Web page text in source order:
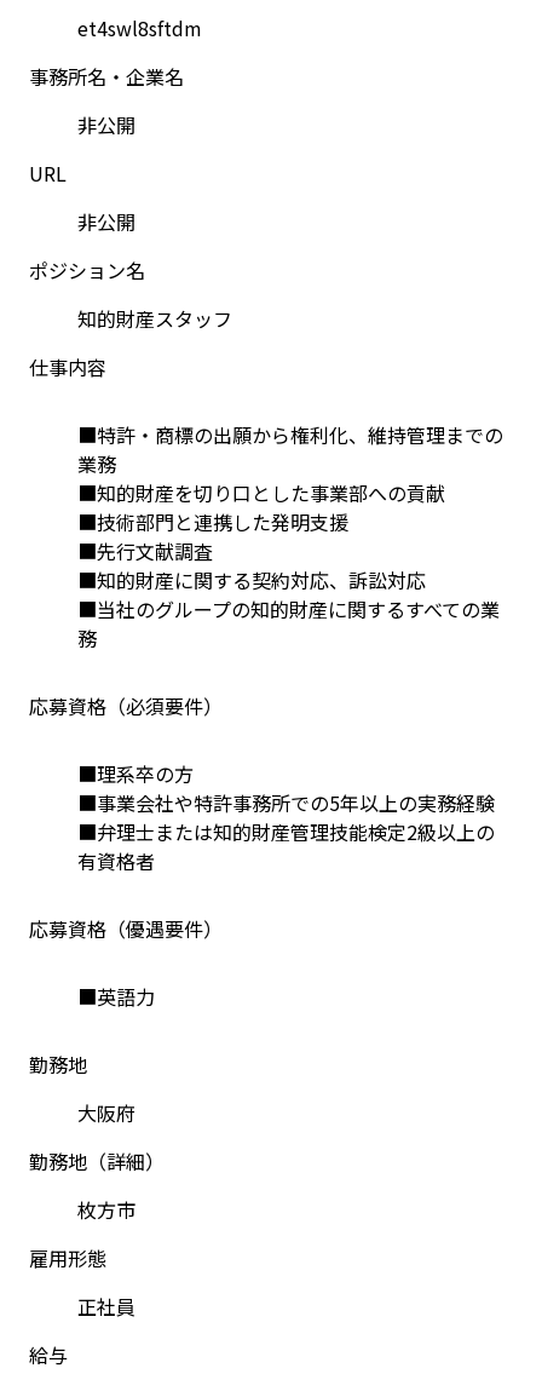
et4swl8sftdm
事務所名・企業名
非公開
URL
非公開
ポジション名
知的財産スタッフ
仕事内容
■特許・商標の出願から権利化、維持管理までの
業務
■知的財産を切り口とした事業部への貢献
■技術部門と連携した発明支援
■先行文献調査
■知的財産に関する契約対応、訴訟対応
■当社のグループの知的財産に関するすべての業
務
応募資格（必須要件）
■理系卒の方
■事業会社や特許事務所での5年以上の実務経験
■弁理士または知的財産管理技能検定2級以上の
有資格者
応募資格（優遇要件）
■英語力
勤務地
大阪府
勤務地（詳細）
枚方市
雇用形態
正社員
給与